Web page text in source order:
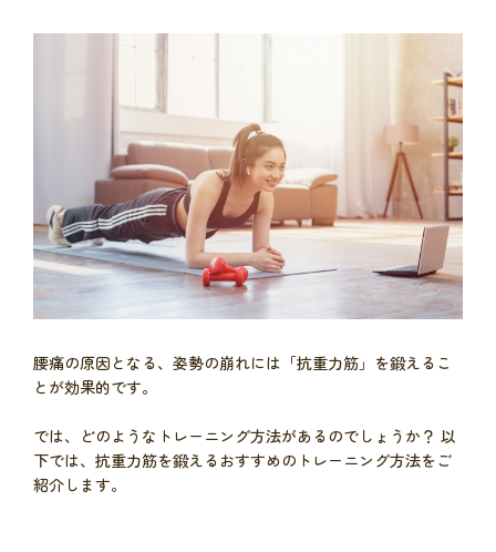
腰痛の原因となる、姿勢の崩れには「抗重力筋」を鍛えるこ
とが効果的です。
では、どのようなトレーニング方法があるのでしょうか？ 以
下では、抗重力筋を鍛えるおすすめのトレーニング方法をご
紹介します。